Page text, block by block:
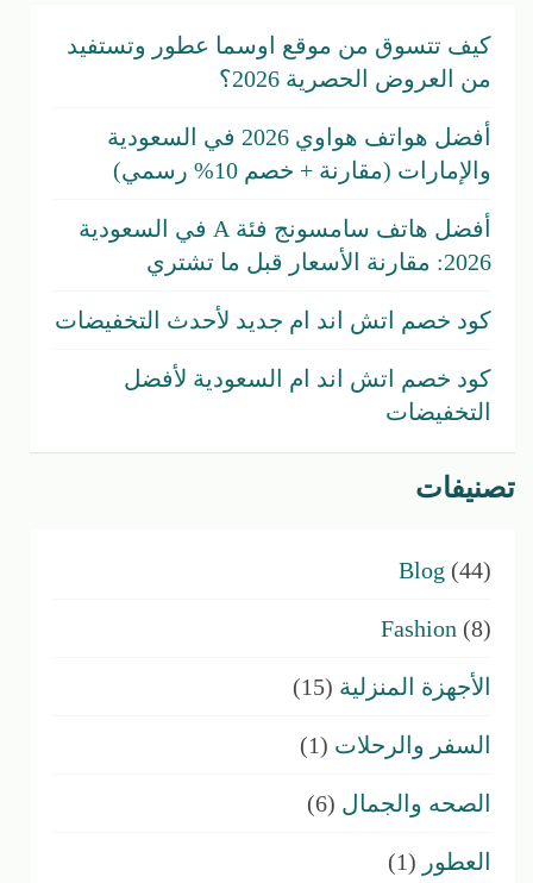
كيف تتسوق من موقع اوسما عطور وتستفيد
من العروض الحصرية 2026؟
أفضل هواتف هواوي 2026 في السعودية
والإمارات (مقارنة + خصم 10% رسمي)
أفضل هاتف سامسونج فئة A في السعودية
2026: مقارنة الأسعار قبل ما تشتري
كود خصم اتش اند ام جديد لأحدث التخفيضات
كود خصم اتش اند ام السعودية لأفضل
التخفيضات
تصنيفات
Blog (44)
Fashion (8)
الأجهزة المنزلية (15)
السفر والرحلات (1)
الصحه والجمال (6)
العطور (1)